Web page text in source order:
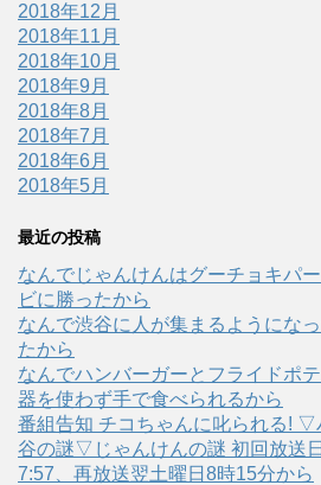
2018年12月
2018年11月
2018年10月
2018年9月
2018年8月
2018年7月
2018年6月
2018年5月
最近の投稿
なんでじゃんけんはグーチョキパ
ビに勝ったから
なんで渋谷に人が集まるようにな
たから
なんでハンバーガーとフライドポ
器を使わず手で食べられるから
番組告知 チコちゃんに叱られる!
谷の謎▽じゃんけんの謎 初回放送
7:57、再放送翌土曜日8時15分から